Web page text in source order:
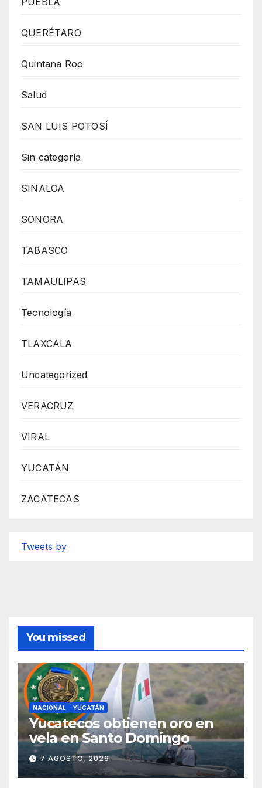
QUERÉTARO
Quintana Roo
Salud
SAN LUIS POTOSÍ
Sin categoría
SINALOA
SONORA
TABASCO
TAMAULIPAS
Tecnología
TLAXCALA
Uncategorized
VERACRUZ
VIRAL
YUCATÁN
ZACATECAS
Tweets by
You missed
NACIONAL YUCATÁN
Yucatecos obtienen oro en
vela en Santo Domingo
7 AGOSTO, 2026